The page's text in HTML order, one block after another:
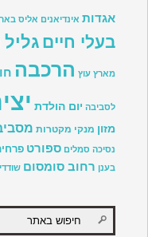
אגדות אינדיאנים אליס
בעלי חיים גליל
מארץ עוץ הרכבה
לסביבה יום הולדת
מזון מנקי מקטרות
נסיכה סמלים ספורט
בענן רחוב סומסום